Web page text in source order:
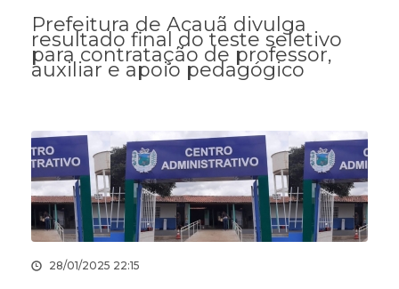
Prefeitura de Acauã divulga
resultado final do teste seletivo
para contratação de professor,
auxiliar e apoio pedagógico
28/01/2025 22:15